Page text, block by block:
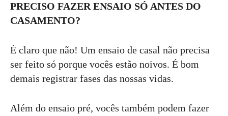
PRECISO FAZER ENSAIO SÓ ANTES DO
CASAMENTO?
É claro que não! Um ensaio de casal não precisa
ser feito só porque vocês estão noivos. É bom
demais registrar fases das nossas vidas.
Além do ensaio pré, vocês também podem fazer